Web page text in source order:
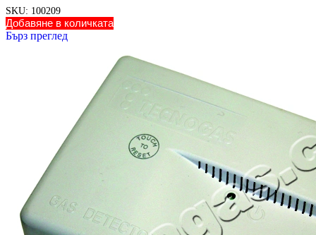
SKU: 100209
Добавяне в количката
Бърз преглед